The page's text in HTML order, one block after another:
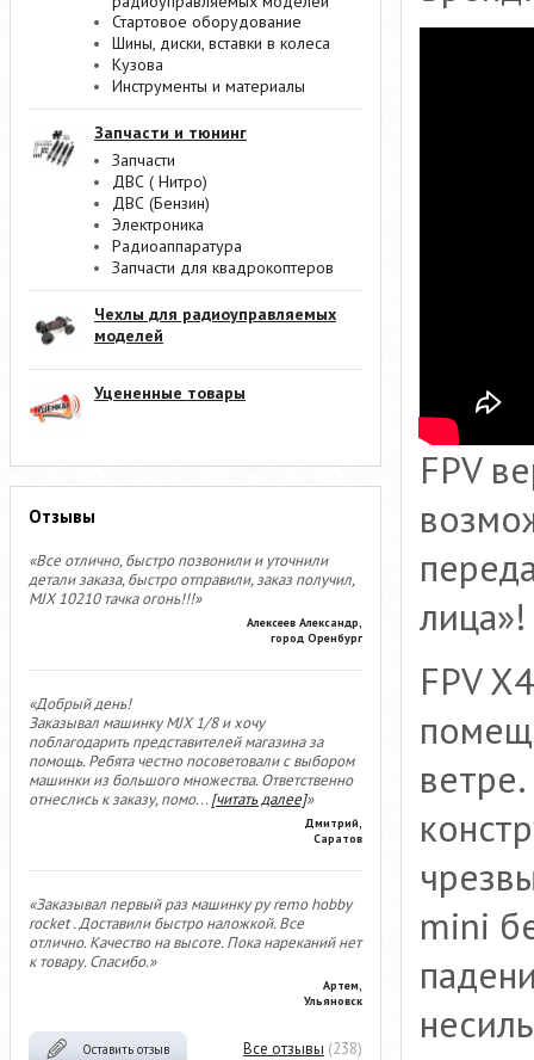
Стартовое оборудование
Шины, диски, вставки в колеса
Кузова
Инструменты и материалы
Запчасти и тюнинг
Запчасти
ДВС ( Нитро)
ДВС (Бензин)
Электроника
Радиоаппаратура
Запчасти для квадрокоптеров
Чехлы для радиоуправляемых
моделей
Уцененные товары
Отзывы
«Все отлично, быстро позвонили и уточнили
детали заказа, быстро отправили, заказ получил,
MJX 10210 тачка огонь!!!»
Алексеев Александр,
город Оренбург
«Добрый день!
Заказывал машинку MJX 1/8 и хочу
поблагодарить представителей магазина за
помощь. Ребята честно посоветовали с выбором
машинки из большого множества. Ответственно
отнеслись к заказу, помо...[читать далее]»
Дмитрий,
Саратов
«Заказывал первый раз машинку ру remo hobby
rocket . Доставили быстро наложкой. Все
отлично. Качество на высоте. Пока нареканий нет
к товару. Спасибо.»
Артем,
Ульяновск
Оставить отзыв Все отзывы (238)
FPV
лица»!
FPV
mini